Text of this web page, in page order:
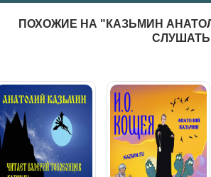
ПОХОЖИЕ НА "КАЗЬМИН